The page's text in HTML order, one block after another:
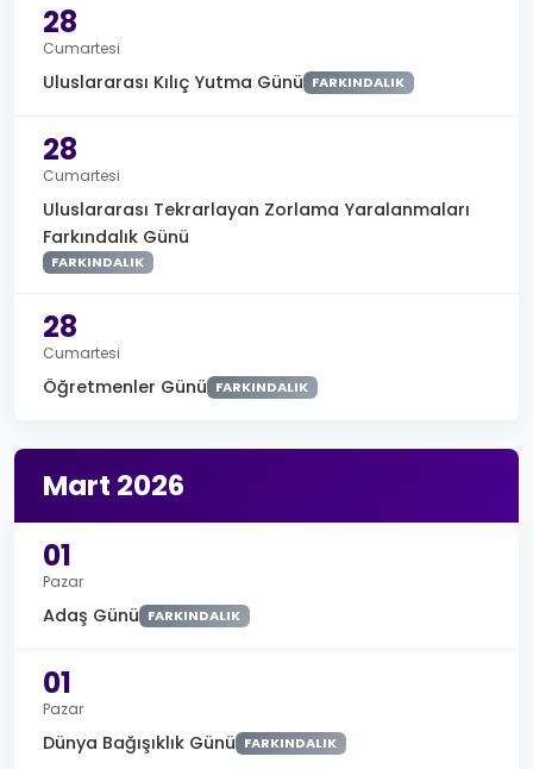
28
Cumartesi
Uluslararası Kılıç Yutma Günü FARKINDALIK
28
Cumartesi
Uluslararası Tekrarlayan Zorlama Yaralanmaları
Farkındalık Günü
FARKINDALIK
28
Cumartesi
Öğretmenler Günü FARKINDALIK
Mart 2026
01
Pazar
Adaş Günü FARKINDALIK
01
Pazar
Dünya Bağışıklık Günü FARKINDALIK